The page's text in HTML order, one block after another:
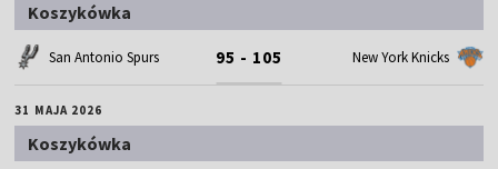
Koszykówka
San Antonio Spurs 95 - 105 New York Knicks
31 MAJA 2026
Koszykówka